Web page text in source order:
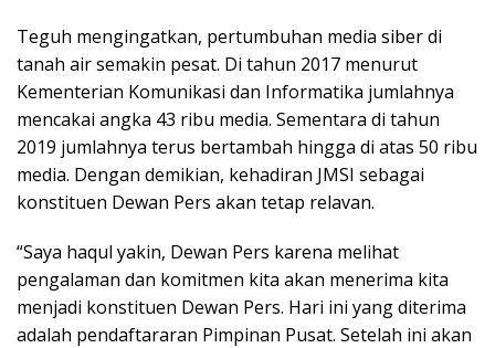
Teguh mengingatkan, pertumbuhan media siber di
tanah air semakin pesat. Di tahun 2017 menurut
Kementerian Komunikasi dan Informatika jumlahnya
mencakai angka 43 ribu media. Sementara di tahun
2019 jumlahnya terus bertambah hingga di atas 50 ribu
media. Dengan demikian, kehadiran JMSI sebagai
konstituen Dewan Pers akan tetap relavan.
“Saya haqul yakin, Dewan Pers karena melihat
pengalaman dan komitmen kita akan menerima kita
menjadi konstituen Dewan Pers. Hari ini yang diterima
adalah pendaftararan Pimpinan Pusat. Setelah ini akan